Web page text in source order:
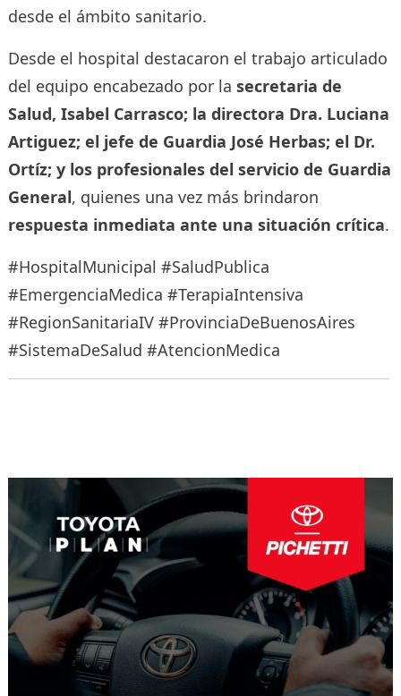
desde el ámbito sanitario.
Desde el hospital destacaron el trabajo articulado
del equipo encabezado por la secretaria de
Salud, Isabel Carrasco; la directora Dra. Luciana
Artiguez; el jefe de Guardia José Herbas; el Dr.
Ortíz; y los profesionales del servicio de Guardia
General, quienes una vez más brindaron
respuesta inmediata ante una situación crítica.
#HospitalMunicipal #SaludPublica
#EmergenciaMedica #TerapiaIntensiva
#RegionSanitariaIV #ProvinciaDeBuenosAires
#SistemaDeSalud #AtencionMedica
entradas